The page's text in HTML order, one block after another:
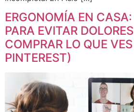
ERGONOMÍA EN
PARA EVITAR
COMPRAR LO QUE
PINTEREST)